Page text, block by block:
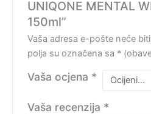
UNIQONE MENTAL
150ml”
Vaša adresa e-pošte neće
polja su označena sa *
Vaša ocjena *
Vaša recenzija *